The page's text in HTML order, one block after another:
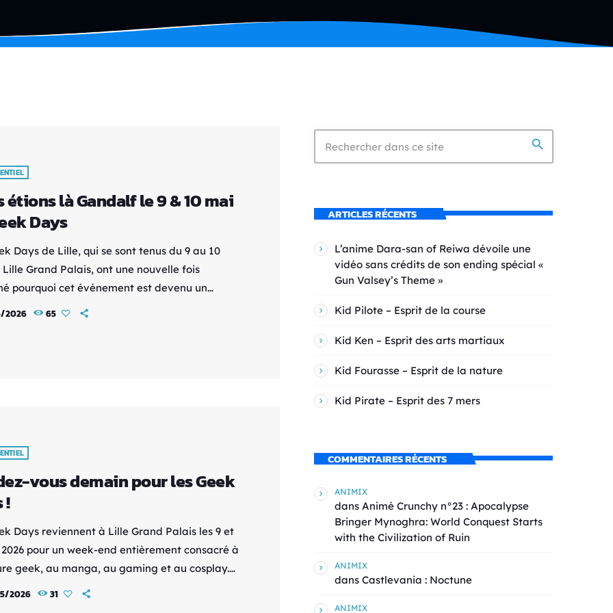
étions là Gandalf le 9 & 10 mai
Days
Days de Lille, qui se sont tenus du 9 au 10
Grand Palais, ont une nouvelle fois
pourquoi cet événement est devenu un
vous incontournable pour les passionnés de pop
2026 65
vous demain pour les Geek
!
Days reviennent à Lille Grand Palais les 9 et
pour un week-end entièrement consacré à
geek, au manga, au gaming et au cosplay.
deux jours, les visiteurs pourront découvrir de
2026 31
search
ARTICLES RÉCENTS
L’anime Dara-san of Reiwa dévoile une
vidéo sans crédits de son ending spécial «
Gun Valsey’s Theme »
Kid Pilote – Esprit de la course
Kid Ken – Esprit des arts martiaux
Kid Fourasse – Esprit de la nature
Kid Pirate – Esprit des 7 mers
COMMENTAIRES RÉCENTS
ANIMIX
dans Animé Crunchy n°23 : Apocalypse
Bringer Mynoghra: World Conquest Starts
with the Civilization of Ruin
ANIMIX
dans Castlevania : Noctune
ANIMIX